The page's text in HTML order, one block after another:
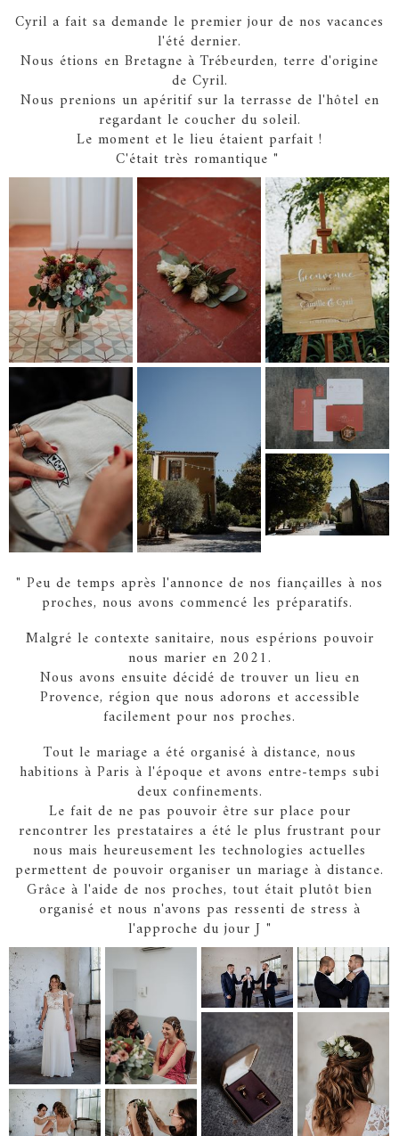
Cyril a fait sa demande le premier jour de nos vacances
l'été dernier.
Nous étions en Bretagne à Trébeurden, terre d'origine
de Cyril.
Nous prenions un apéritif sur la terrasse de l'hôtel en
regardant le coucher du soleil.
Le moment et le lieu étaient parfait !
C'était très romantique "
" Peu de temps après l'annonce de nos fiançailles à nos
proches, nous avons commencé les préparatifs.
Malgré le contexte sanitaire, nous espérions pouvoir
nous marier en 2021.
Nous avons ensuite décidé de trouver un lieu en
Provence, région que nous adorons et accessible
facilement pour nos proches.
Tout le mariage a été organisé à distance, nous
habitions à Paris à l'époque et avons entre-temps subi
deux confinements.
Le fait de ne pas pouvoir être sur place pour
rencontrer les prestataires a été le plus frustrant pour
nous mais heureusement les technologies actuelles
permettent de pouvoir organiser un mariage à distance.
Grâce à l'aide de nos proches, tout était plutôt bien
organisé et nous n'avons pas ressenti de stress à
l'approche du jour J "